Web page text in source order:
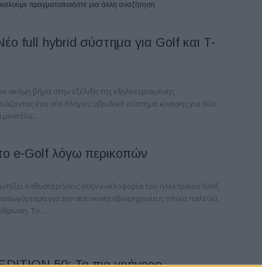
πραγματοποιήστε μια άλλη αναζήτηση
full hybrid σύστημα για Golf και T-
ακόμη βήμα στην εξέλιξη της εξηλεκτρισμένης
ένα νέο πλήρες υβριδικό σύστημα κίνησης για δύο
e-Golf λόγω περικοπών
καθυστερήσεις στην κυκλοφορία του ηλεκτρικού Golf,
για την αυτοκινητοβιομηχανία η οποία παλεύει
Το...
50: To πιο γρήγορο